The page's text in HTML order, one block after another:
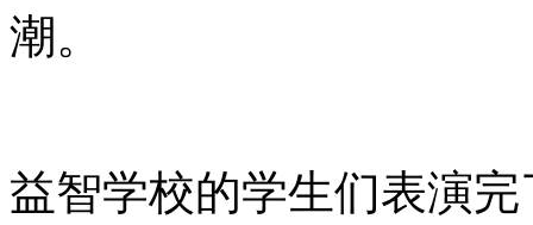
潮。
益智学校的学生们表演